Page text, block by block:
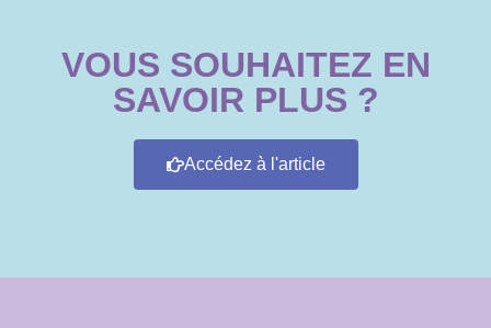
VOUS SOUHAITEZ EN
SAVOIR PLUS ?
Accédez à l'article